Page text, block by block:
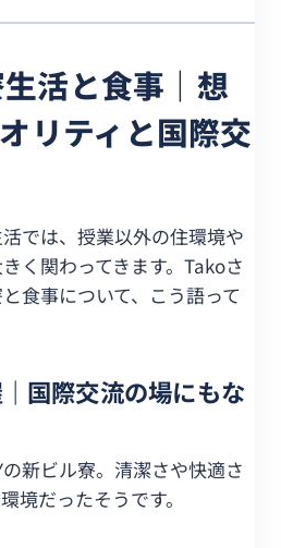
活と食事｜想
リティと国際交
では、授業以外の住環境や
く関わってきます。Takoさ
食事について、こう語って
国際交流の場にもな
新ビル寮。清潔さや快適さ
境だったそうです。